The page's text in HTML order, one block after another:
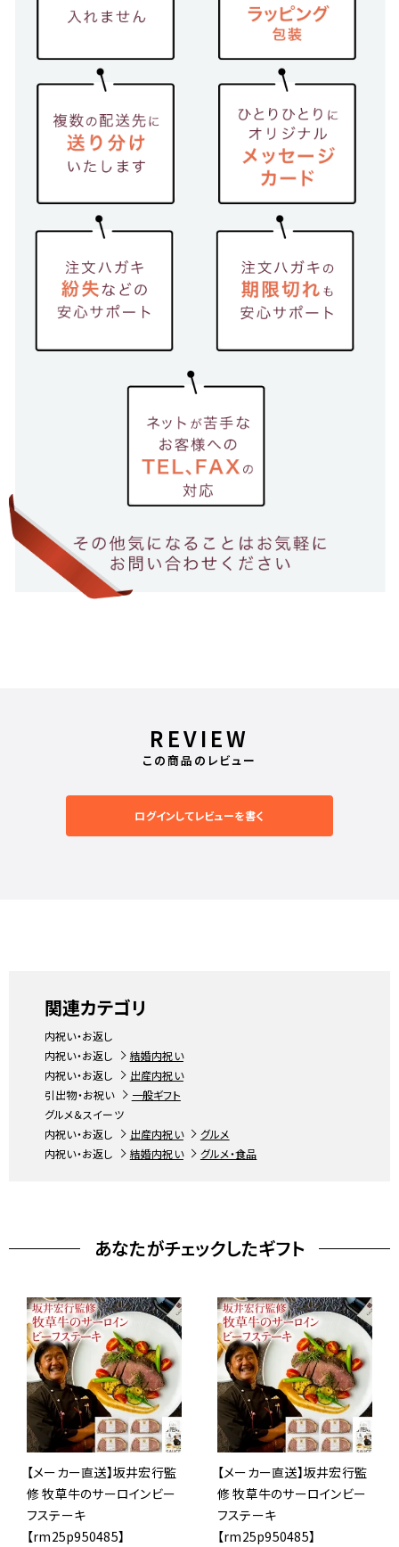
REVIEW
この商品のレビュー
ログインしてレビューを書く
関連カテゴリ
内祝い・お返し
内祝い・お返し
結婚内祝い
内祝い・お返し
出産内祝い
引出物・お祝い
一般ギフト
グルメ＆スイーツ
内祝い・お返し
出産内祝い
グルメ
内祝い・お返し
結婚内祝い グルメ・食品
あなたがチェックしたギフト
【メーカー直送】坂井宏行監
修 牧草牛のサーロインビー
フステーキ
【rm25p950485】
【メーカー直送】坂井宏行監
修 牧草牛のサーロインビー
フステーキ
【rm25p950485】